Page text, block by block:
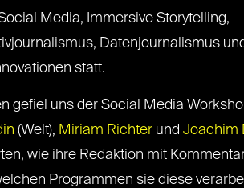
Media, Immersive Storytelling,
Datenjournalismus
statt.
gefiel uns der Social Media
(Welt), Miriam Richterund Joachim
wie ihre Redaktion mit
Programmen sie diese